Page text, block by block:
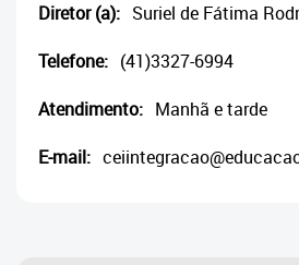
LinksDiretor (a): Suriel de Fátima
Telefone: (41)3327-6994
Atendimento: Manhã e tarde
E-mail: